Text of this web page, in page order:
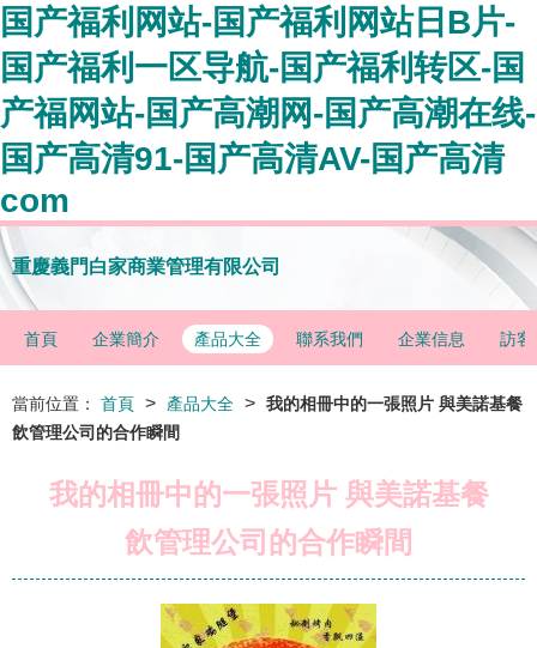
国产福利网站-国产福利网站日B片-
国产福利一区导航-国产福利转区-国
产福网站-国产高潮网-国产高潮在线-
国产高清91-国产高清AV-国产高清
com
重慶義門白家商業管理有限公司
首頁 企業簡介 產品大全 聯系我們 企業信息 訪客
當前位置： 首頁 > 產品大全 > 我的相冊中的一張照片 與美諾基餐
飲管理公司的合作瞬間
我的相冊中的一張照片 與美諾基餐
飲管理公司的合作瞬間